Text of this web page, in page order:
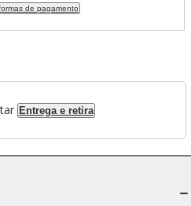
de pagamento
Entrega e retira